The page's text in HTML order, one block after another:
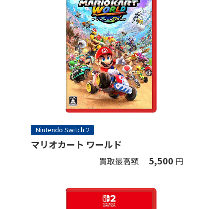
Nintendo Switch 2
マリオカート ワールド
買取最高額 5,500 円